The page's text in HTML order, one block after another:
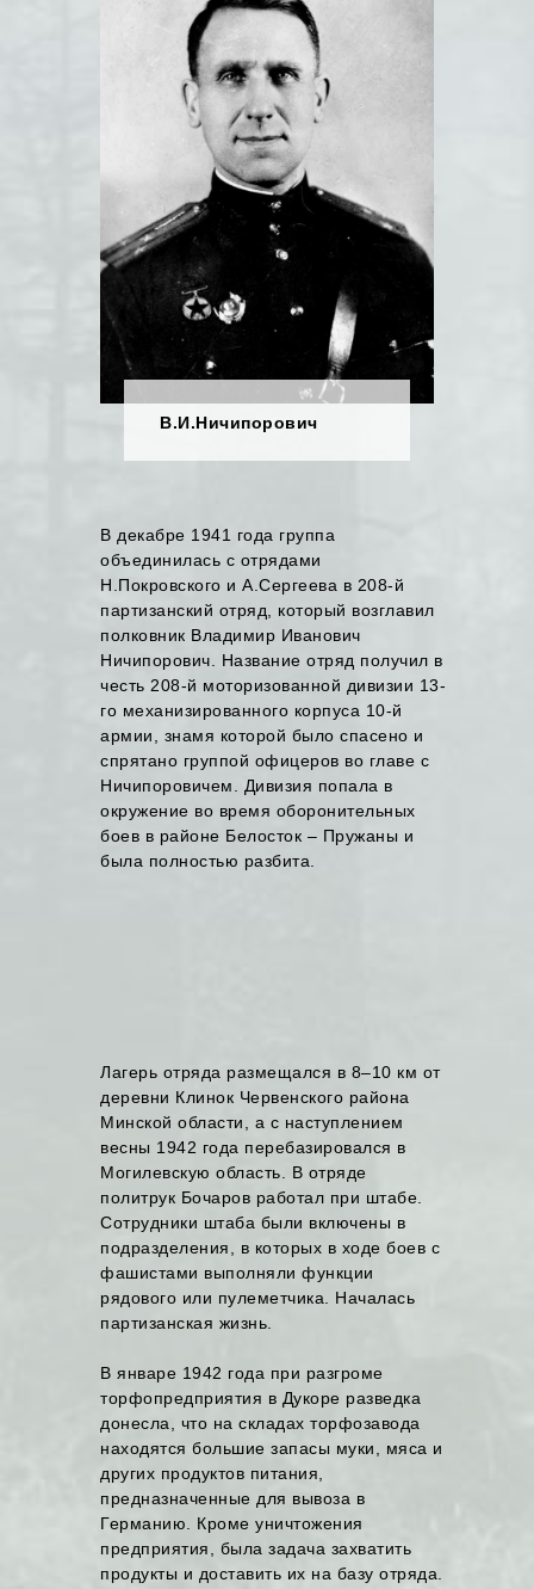
В.И.Ничипорович
Лагерь отряда размещался в 8–10 км от
деревни Клинок Червенского района
Минской области, а с наступлением
весны 1942 года перебазировался в
Могилевскую область. В отряде
политрук Бочаров работал при штабе.
Сотрудники штаба были включены в
подразделения, в которых в ходе боев с
фашистами выполняли функции
рядового или пулеметчика. Началась
партизанская жизнь.
В январе 1942 года при разгроме
торфопредприятия в Дукоре разведка
донесла, что на складах торфозавода
находятся большие запасы муки, мяса и
других продуктов питания,
предназначенные для вывоза в
Германию. Кроме уничтожения
предприятия, была задача захватить
продукты и доставить их на базу отряда.
В декабре 1941 года группа
объединилась с отрядами
Н.Покровского и А.Сергеева в 208-й
партизанский отряд, который возглавил
полковник Владимир Иванович
Ничипорович. Название отряд получил в
честь 208-й моторизованной дивизии 13-
го механизированного корпуса 10-й
армии, знамя которой было спасено и
спрятано группой офицеров во главе с
Ничипоровичем. Дивизия попала в
окружение во время оборонительных
боев в районе Белосток – Пружаны и
была полностью разбита.